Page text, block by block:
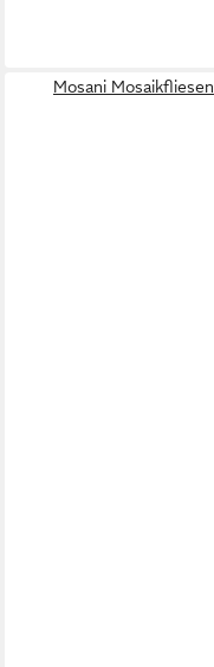
Mosani Mosaikfliesen